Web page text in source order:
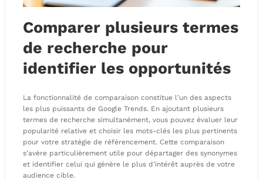
Comparer plusieurs termes
de recherche pour
identifier les opportunités
La fonctionnalité de comparaison constitue l’un des aspects
les plus puissants de Google Trends. En ajoutant plusieurs
termes de recherche simultanément, vous pouvez évaluer leur
popularité relative et choisir les mots-clés les plus pertinents
pour votre stratégie de référencement. Cette comparaison
s’avère particulièrement utile pour départager des synonymes
et identifier celui qui génère le plus d’intérêt auprès de votre
audience cible.